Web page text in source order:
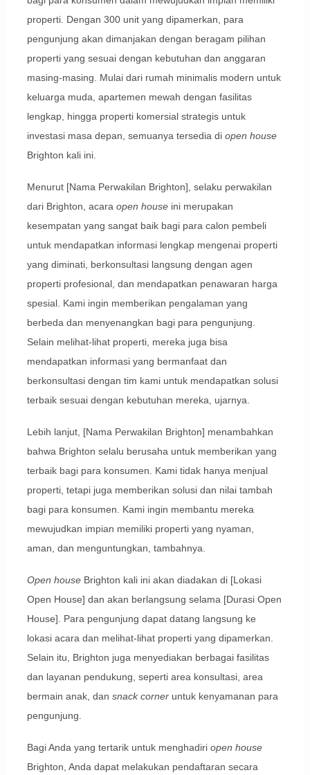
properti. Dengan 300 unit yang dipamerkan, para
pengunjung akan dimanjakan dengan beragam pilihan
properti yang sesuai dengan kebutuhan dan anggaran
masing-masing. Mulai dari rumah minimalis modern untuk
keluarga muda, apartemen mewah dengan fasilitas
lengkap, hingga properti komersial strategis untuk
investasi masa depan, semuanya tersedia di open house
Brighton kali ini.
Menurut [Nama Perwakilan Brighton], selaku perwakilan
dari Brighton, acara open houseini merupakan
kesempatan yang sangat baik bagi para calon pembeli
untuk mendapatkan informasi lengkap mengenai properti
yang diminati, berkonsultasi langsung dengan agen
properti profesional, dan mendapatkan penawaran harga
spesial. Kami ingin memberikan pengalaman yang
berbeda dan menyenangkan bagi para pengunjung.
Selain melihat-lihat properti, mereka juga bisa
mendapatkan informasi yang bermanfaat dan
berkonsultasi dengan tim kami untuk mendapatkan solusi
terbaik sesuai dengan kebutuhan mereka, ujarnya.
Lebih lanjut, [Nama Perwakilan Brighton] menambahkan
bahwa Brighton selalu berusaha untuk memberikan yang
terbaik bagi para konsumen. Kami tidak hanya menjual
properti, tetapi juga memberikan solusi dan nilai tambah
bagi para konsumen. Kami ingin membantu mereka
mewujudkan impian memiliki properti yang nyaman,
aman, dan menguntungkan, tambahnya.
Open houseBrighton kali ini akan diadakan di [Lokasi
Open House] dan akan berlangsung selama [Durasi Open
House]. Para pengunjung dapat datang langsung ke
lokasi acara dan melihat-lihat properti yang dipamerkan.
Selain itu, Brighton juga menyediakan berbagai fasilitas
dan layanan pendukung, seperti area konsultasi, area
bermain anak, dan snack corneruntuk kenyamanan para
pengunjung.
Bagi Anda yang tertarik untuk menghadiri open house
Brighton, Anda dapat melakukan pendaftaran secara